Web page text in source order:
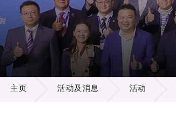
活动及消息
主页 活动及消息 活动